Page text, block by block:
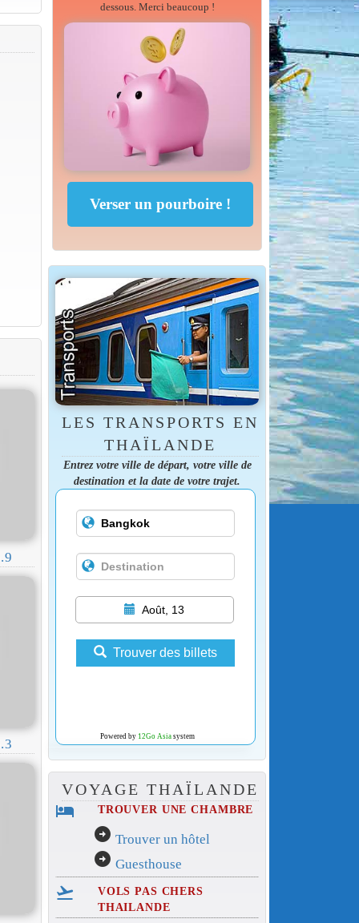
dessous. Merci beaucoup !
LES TRANSPORTS EN
THAÏLANDE
Entrez votre ville de départ, votre ville de
destination et la date de votre trajet.
Août, 13
Trouver des billets
Powered by 12Go Asiasystem
VOYAGE THAÏLANDE
hotel TROUVER UNE CHAMBRE
arrow_circle_right Trouver un hôtel
arrow_circle_right Guesthouse
flight_takeoff
VOLS PAS CHERS
THAILANDE